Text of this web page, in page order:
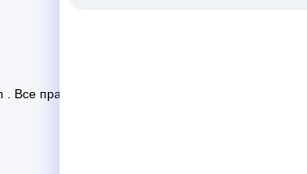
. Все права защищены.